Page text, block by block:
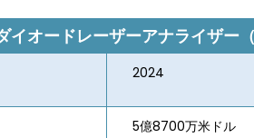
イオードレーザーアナライザー
2024
5億8700万米ドル